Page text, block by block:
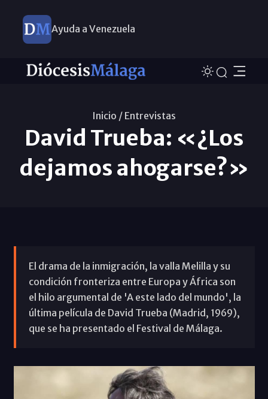
Ayuda a Venezuela
Inicio / Entrevistas
David Trueba: «¿Los
dejamos ahogarse?»
El drama de la inmigración, la valla Melilla y su
condición fronteriza entre Europa y África son
el hilo argumental de 'A este lado del mundo', la
última película de David Trueba (Madrid, 1969),
que se ha presentado el Festival de Málaga.